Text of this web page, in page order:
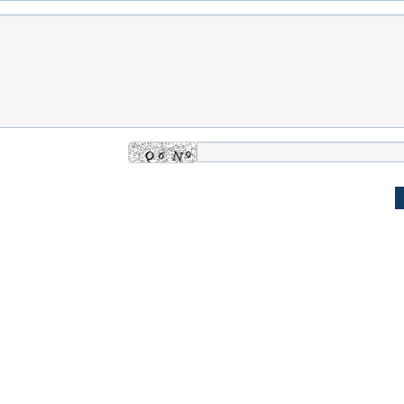
به کویت با
سخنرانی دیده نشده آیت‌الله هاشمی